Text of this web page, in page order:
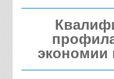
экономии